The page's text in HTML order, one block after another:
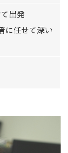
出発
に任せて深い